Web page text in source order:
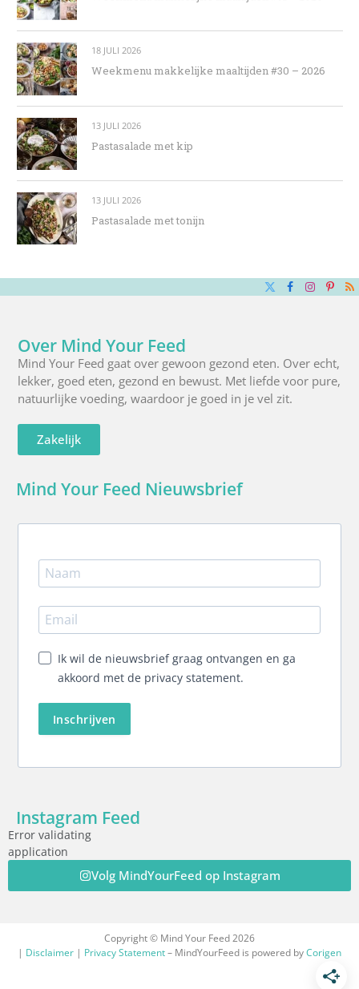
18 JULI 2026
Weekmenu makkelijke maaltijden #30 – 2026
13 JULI 2026
Pastasalade met kip
13 JULI 2026
Pastasalade met tonijn
X
Facebook
Over Mind Your Feed
Mind Your Feed gaat over gewoon gezond eten. Over echt,
lekker, goed eten, gezond en bewust. Met liefde voor pure,
natuurlijke voeding, waardoor je goed in je vel zit.
Zakelijk
Mind Your Feed Nieuwsbrief
Ik wil de nieuwsbrief graag ontvangen en ga
akkoord met de privacy statement.
Inschrijven
Instagram Feed
Error validating
application
Volg MindYourFeed op Instagram
Copyright © Mind Your Feed 2026
| Disclaimer | Privacy Statement– MindYourFeed is powered byCorigen